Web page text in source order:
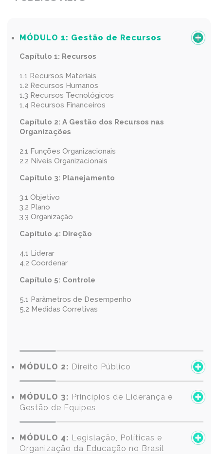
MÓDULO 1: Gestão de Recursos
Capítulo 1: Recursos
1.1 Recursos Materiais
1.2 Recursos Humanos
1.3 Recursos Tecnológicos
1.4 Recursos Financeiros
Capítulo 2: A Gestão dos Recursos nas
Organizações
2.1 Funções Organizacionais
2.2 Níveis Organizacionais
Capítulo 3: Planejamento
3.1 Objetivo
3.2 Plano
3.3 Organização
Capítulo 4: Direção
4.1 Liderar
4.2 Coordenar
Capítulo 5: Controle
5.1 Parâmetros de Desempenho
5.2 Medidas Corretivas
MÓDULO 2: Direito Público
MÓDULO 3: Princípios de Liderança e
Gestão de Equipes
MÓDULO 4: Legislação, Políticas e
Organização da Educação no Brasil